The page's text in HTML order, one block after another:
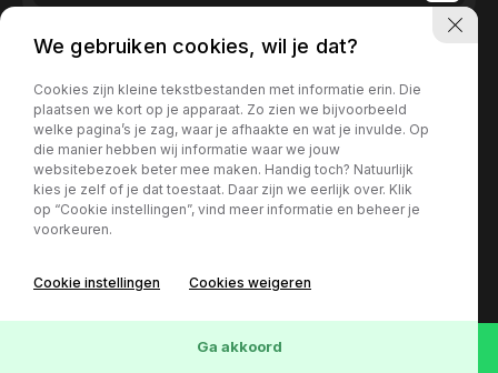
We gebruiken cookies, wil je dat?
Cookies zijn kleine tekstbestanden met informatie erin. Die
plaatsen we kort op je apparaat. Zo zien we bijvoorbeeld
welke pagina’s je zag, waar je afhaakte en wat je invulde. Op
die manier hebben wij informatie waar we jouw
websitebezoek beter mee maken. Handig toch? Natuurlijk
kies je zelf of je dat toestaat. Daar zijn we eerlijk over. Klik
op “Cookie instellingen”, vind meer informatie en beheer je
voorkeuren.
Cookie instellingen Cookies weigeren
Ga akkoord